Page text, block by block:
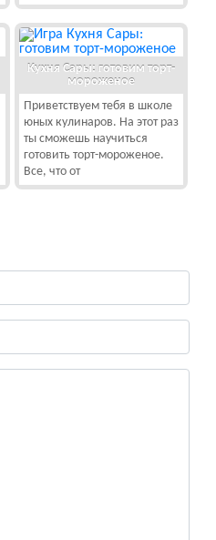
Кухня Сары: готовим торт-
мороженое
Приветствуем тебя в школе
юных кулинаров. На этот раз
ты сможешь научиться
готовить торт-мороженое.
Все, что от